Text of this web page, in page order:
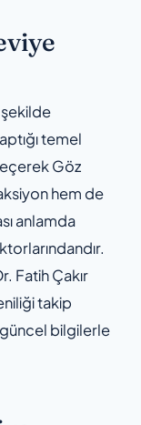
şekilde
temel
Göz
hem de
anlamda
Fatih Çakır
takip
güncel bilgilerle